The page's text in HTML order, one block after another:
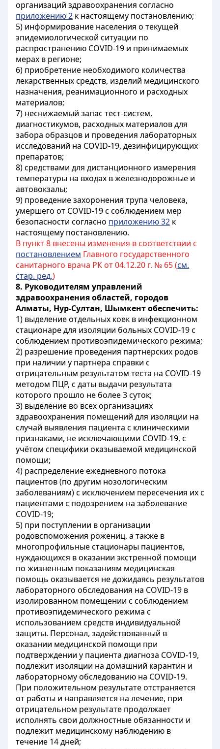
организаций здравоохранения согласно
приложению 2 к настоящему постановлению;
5) информирование населения о текущей
эпидемиологической ситуации по
распространению COVID-19 и принимаемых
мерах в регионе;
6) приобретение необходимого количества
лекарственных средств, изделий медицинского
назначения, реанимационного и расходных
материалов;
7) неснижаемый запас тест-систем,
диагностикумов, расходных материалов для
забора образцов и проведения лабораторных
исследований на COVID-19, дезинфицирующих
препаратов;
8) средствами для дистанционного измерения
температуры на входах в железнодорожные и
автовокзалы;
9) проведение захоронения трупа человека,
умершего от COVID-19 с соблюдением мер
безопасности согласно приложению 32 к
настоящему постановлению.
В пункт 8 внесены изменения в соответствии с
постановлением Главного государственного
санитарного врача РК от 04.12.20 г. № 65 (см.
стар. ред.)
8. Руководителям управлений
здравоохранения областей, городов
Алматы, Hyp-Султан, Шымкент обеспечить:
1) выделение отдельных коек в инфекционном
стационаре для изоляции больных COVID-19 с
соблюдением противоэпидемического режима;
2) разрешение проведения партнерских родов
при наличии у партнера справки с
отрицательным результатом теста на COVID-19
методом ПЦР, с даты выдачи результата
которого прошло не более 3 суток;
3) выделение во всех организациях
здравоохранения помещений для изоляции на
случай выявления пациента с клиническими
признаками, не исключающими COVID-19, с
учётом специфики оказываемой медицинской
помощи;
4) распределение ежедневного потока
пациентов (по другим нозологическим
заболеваниям) с исключением пересечения их с
пациентами с подозрением на заболевание
COVID-19;
5) при поступлении в организации
родовспоможения рожениц, а также в
многопрофильные стационары пациентов,
нуждающихся в оказании экстренной помощи
по жизненным показаниям медицинская
помощь оказывается не дожидаясь результатов
лабораторного обследования на COVID-19 в
изолированном помещении с соблюдением
противоэпидемического режима с
использованием средств индивидуальной
защиты. Персонал, задействованный в
оказании медицинской помощи при
подтверждении у пациента диагноза COVID-19,
подлежит изоляции на домашний карантин и
лабораторному обследованию на COVID-19.
При положительном результате отстраняется
от работы и направляется на лечение, при
отрицательном результате продолжает
исполнять свои должностные обязанности и
подлежит медицинскому наблюдению в
течение 14 дней;